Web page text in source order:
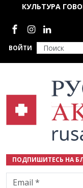
Перейти к
ВОЙТИ
КУЛЬТУРА
Социальные сети
ПОДПИШИТЕСЬ НА
Email